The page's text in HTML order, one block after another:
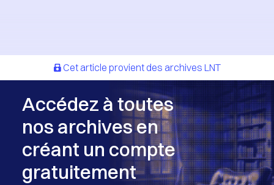
Cet article provient des archives LNT
Accédez à toutes
nos archives en
créant un compte
gratuitement